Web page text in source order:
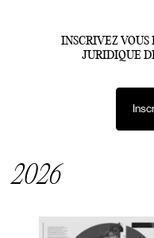
INSCRIVEZ VOUS
JURIDIQUE
2026